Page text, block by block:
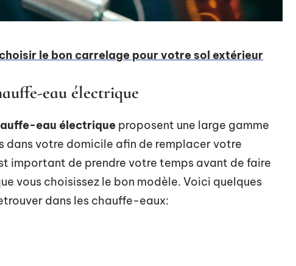
le bon carrelage pour votre sol extérieur
eau électrique
eau électrique proposent une large gamme
dans votre domicile afin de remplacer votre
important de prendre votre temps avant de faire
vous choisissez le bon modèle. Voici quelques
dans les chauffe-eaux: